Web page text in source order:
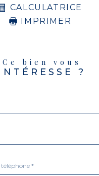
CALCULATRICE
IMPRIMER
Ce bien vous
?